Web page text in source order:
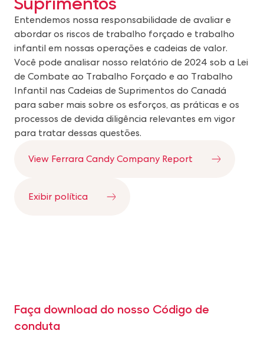
Entendemos nossa responsabilidade de avaliar e
abordar os riscos de trabalho forçado e trabalho
infantil em nossas operações e cadeias de valor.
Você pode analisar nosso relatório de 2024 sob a Lei
de Combate ao Trabalho Forçado e ao Trabalho
Infantil nas Cadeias de Suprimentos do Canadá
para saber mais sobre os esforços, as práticas e os
processos de devida diligência relevantes em vigor
para tratar dessas questões.
View Ferrara Candy Company Report
Exibir política
Faça download do nosso Código de
conduta